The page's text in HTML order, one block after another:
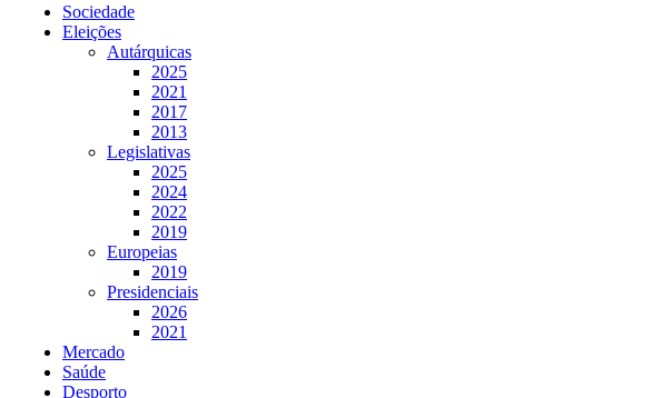
Sociedade
Eleições
Autárquicas
2025
2021
2017
2013
Legislativas
2025
2024
2022
2019
Europeias
2019
Presidenciais
2026
2021
Mercado
Saúde
Desporto